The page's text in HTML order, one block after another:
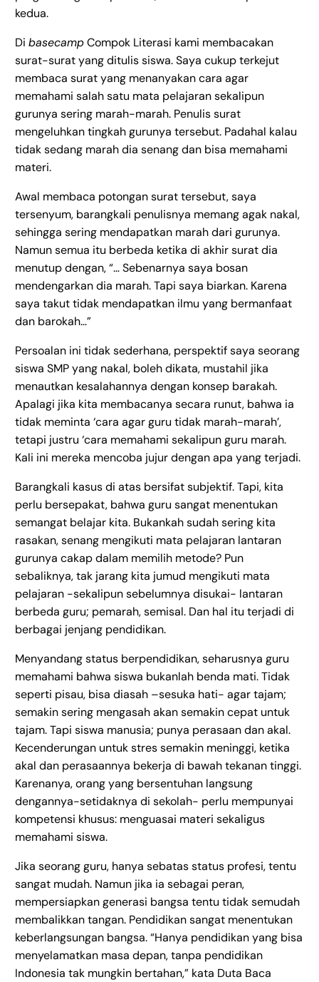
kedua.
DibasecampCompok Literasi kami membacakan
surat-surat yang ditulis siswa. Saya cukup terkejut
membaca surat yang menanyakan cara agar
memahami salah satu mata pelajaran sekalipun
gurunya sering marah-marah. Penulis surat
mengeluhkan tingkah gurunya tersebut. Padahal kalau
tidak sedang marah dia senang dan bisa memahami
materi.
Awal membaca potongan surat tersebut, saya
tersenyum, barangkali penulisnya memang agak nakal,
sehingga sering mendapatkan marah dari gurunya.
Namun semua itu berbeda ketika di akhir surat dia
menutup dengan, “… Sebenarnya saya bosan
mendengarkan dia marah. Tapi saya biarkan. Karena
saya takut tidak mendapatkan ilmu yang bermanfaat
dan barokah…”
Persoalan ini tidak sederhana, perspektif saya seorang
siswa SMP yang nakal, boleh dikata, mustahil jika
menautkan kesalahannya dengan konsep barakah.
Apalagi jika kita membacanya secara runut, bahwa ia
tidak meminta ‘cara agar guru tidak marah-marah’,
tetapi justru ‘cara memahami sekalipun guru marah.
Kali ini mereka mencoba jujur dengan apa yang terjadi.
Barangkali kasus di atas bersifat subjektif. Tapi, kita
perlu bersepakat, bahwa guru sangat menentukan
semangat belajar kita. Bukankah sudah sering kita
rasakan, senang mengikuti mata pelajaran lantaran
gurunya cakap dalam memilih metode? Pun
sebaliknya, tak jarang kita jumud mengikuti mata
pelajaran -sekalipun sebelumnya disukai- lantaran
berbeda guru; pemarah, semisal. Dan hal itu terjadi di
berbagai jenjang pendidikan.
Menyandang status berpendidikan, seharusnya guru
memahami bahwa siswa bukanlah benda mati. Tidak
seperti pisau, bisa diasah –sesuka hati- agar tajam;
semakin sering mengasah akan semakin cepat untuk
tajam. Tapi siswa manusia; punya perasaan dan akal.
Kecenderungan untuk stres semakin meninggi, ketika
akal dan perasaannya bekerja di bawah tekanan tinggi.
Karenanya, orang yang bersentuhan langsung
dengannya-setidaknya di sekolah- perlu mempunyai
kompetensi khusus: menguasai materi sekaligus
memahami siswa.
Jika seorang guru, hanya sebatas status profesi, tentu
sangat mudah. Namun jika ia sebagai peran,
mempersiapkan generasi bangsa tentu tidak semudah
membalikkan tangan. Pendidikan sangat menentukan
keberlangsungan bangsa. “Hanya pendidikan yang bisa
menyelamatkan masa depan, tanpa pendidikan
Indonesia tak mungkin bertahan,” kata Duta Baca